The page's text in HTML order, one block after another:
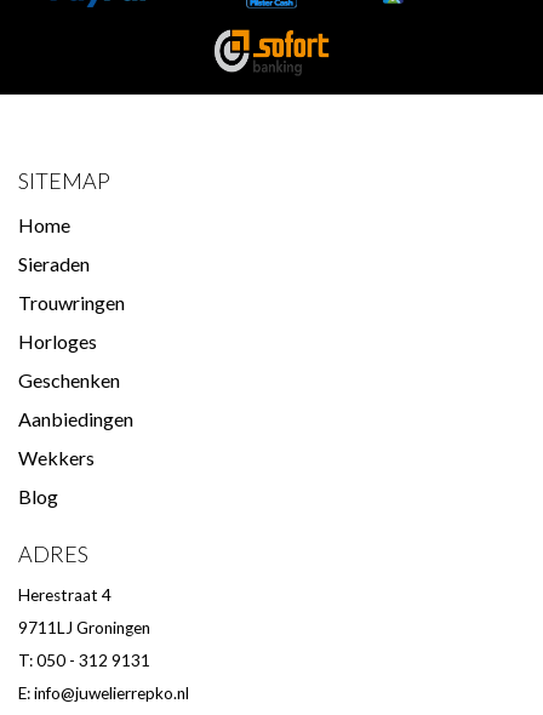
SITEMAP
Home
Sieraden
Trouwringen
Horloges
Geschenken
Aanbiedingen
Wekkers
Blog
ADRES
Herestraat 4
9711LJ Groningen
T: 050 - 312 9131
E:info@juwelierrepko.nl